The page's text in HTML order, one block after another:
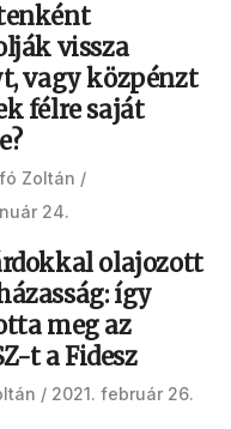
vissza
vagy közpénzt
félre saját
Zoltán
24.
olajozott
így
meg az
t a Fidesz
2021. február 26.